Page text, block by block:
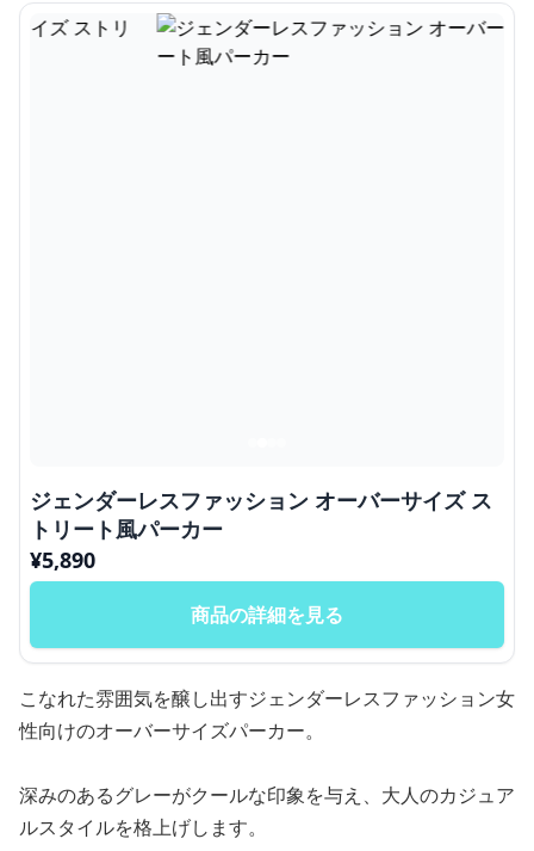
ジェンダーレスファッション オーバーサイズ ス
トリート風パーカー
¥5,890
商品の詳細を見る
こなれた雰囲気を醸し出すジェンダーレスファッション女
性向けのオーバーサイズパーカー。
深みのあるグレーがクールな印象を与え、大人のカジュア
ルスタイルを格上げします。